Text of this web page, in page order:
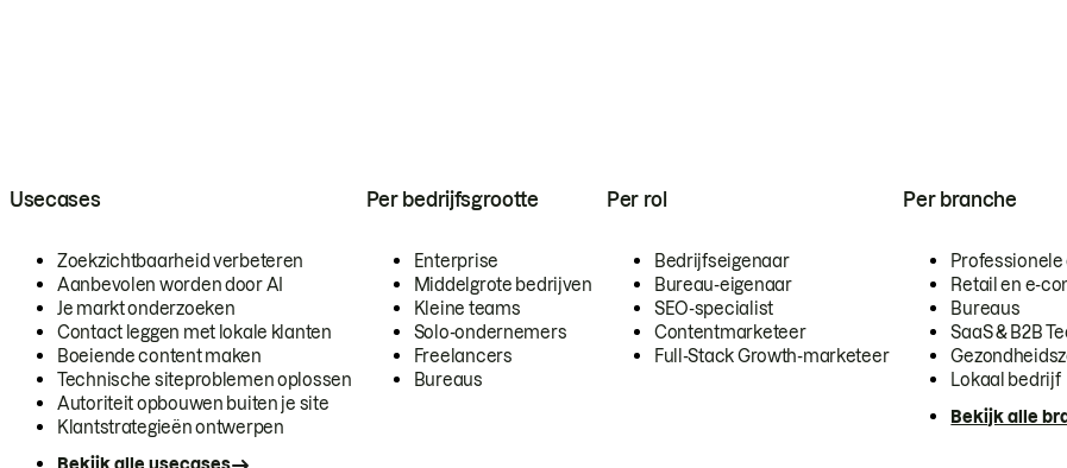
Usecases
Zoekzichtbaarheid verbeteren
Aanbevolen worden door AI
Je markt onderzoeken
Contact leggen met lokale klanten
Boeiende content maken
Technische siteproblemen oplossen
Autoriteit opbouwen buiten je site
Klantstrategieën ontwerpen
Per bedrijfsgrootte
Enterprise
Middelgrote bedrijven
Kleine teams
Solo-ondernemers
Freelancers
Bureaus
Per rol
Bedrijfseigenaar
Bureau-eigenaar
SEO-specialist
Contentmarketeer
Full-Stack Growth-marketeer
Per branche
Retail en e-
Bureaus
SaaS & B2B
Lokaal bedrijf
Bekijk alle